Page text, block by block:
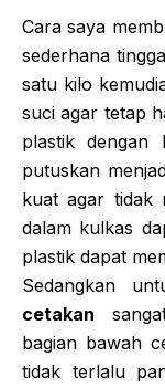
Cara saya
sederhana
satu kilo
suci agar tetap
plastik
putuskan
kuat agar tidak
dalam kulkas
plastik dapat
Sedangkan
cetakan
bagian bawah
tidak terlalu